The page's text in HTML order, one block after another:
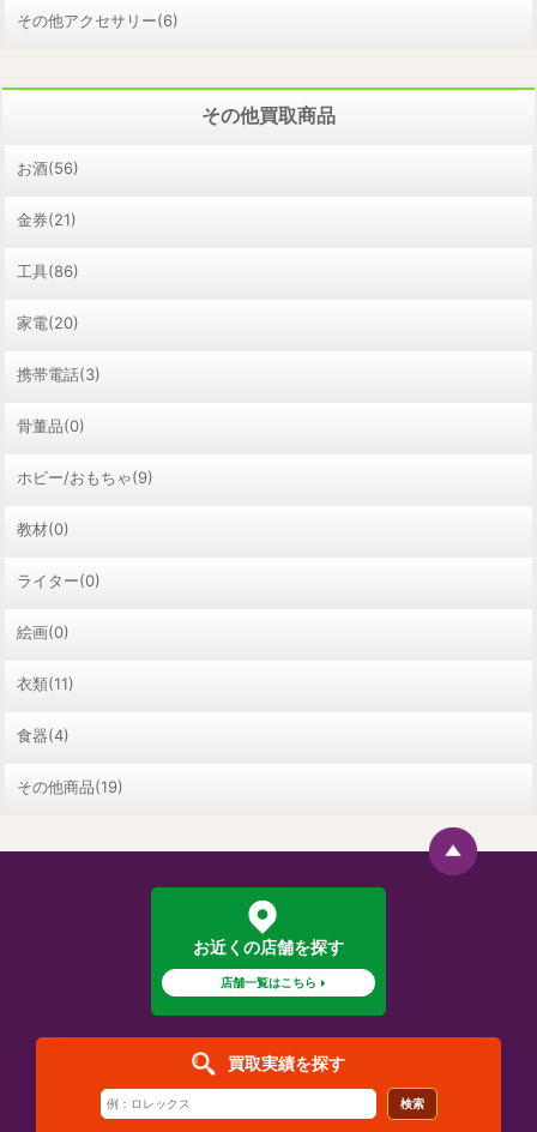
その他アクセサリー(6)
その他買取商品
お酒(56)
金券(21)
工具(86)
家電(20)
携帯電話(3)
骨董品(0)
ホビー/おもちゃ(9)
教材(0)
ライター(0)
絵画(0)
衣類(11)
食器(4)
その他商品(19)
お近くの店舗を探す
店舗一覧はこちら
買取実績を探す
検索